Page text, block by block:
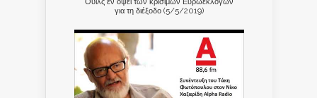
για τη διέξοδο (5/5/2019)